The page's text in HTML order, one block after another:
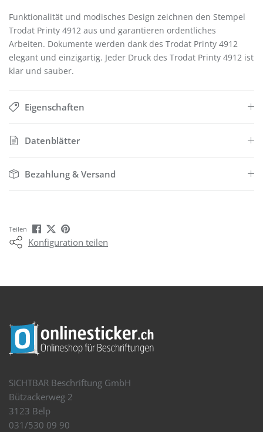
Funktionalität und modisches Design zeichnen den Stempel
Trodat Printy 4912 aus und garantieren ordentliches
Arbeiten. Dokumente werden dank des Trodat Printy 4912
elegant und einzigartig. Jeder Druck des Trodat Printy 4912 ist
klar und sauber.
Eigenschaften
Datenblätter
Bezahlung & Versand
Teilen
Konfiguration teilen
SICHTBAR Beschriftung GmbH
Bützackerweg 2
3123 Belp
031/530 09 90